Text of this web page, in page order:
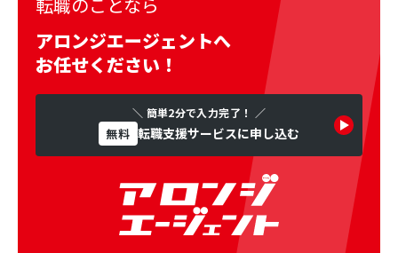
アロンジエージェントへ
お任せください！
＼ 簡単2分で入力完了！ ／
無料 転職支援サービスに申し込む